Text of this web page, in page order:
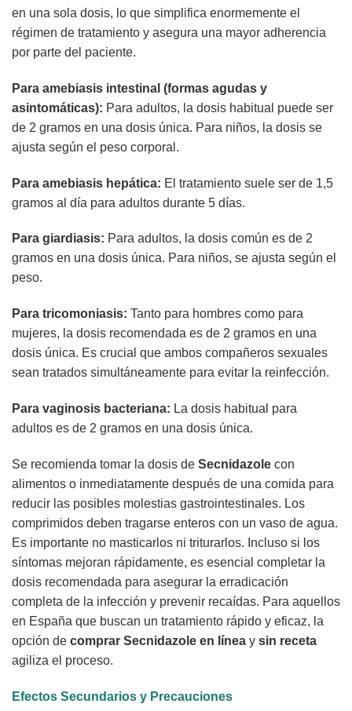
en una sola dosis, lo que simplifica enormemente el
régimen de tratamiento y asegura una mayor adherencia
por parte del paciente.
Para amebiasis intestinal (formas agudas y
asintomáticas): Para adultos, la dosis habitual puede ser
de 2 gramos en una dosis única. Para niños, la dosis se
ajusta según el peso corporal.
Para amebiasis hepática: El tratamiento suele ser de 1,5
gramos al día para adultos durante 5 días.
Para giardiasis: Para adultos, la dosis común es de 2
gramos en una dosis única. Para niños, se ajusta según el
peso.
Para tricomoniasis: Tanto para hombres como para
mujeres, la dosis recomendada es de 2 gramos en una
dosis única. Es crucial que ambos compañeros sexuales
sean tratados simultáneamente para evitar la reinfección.
Para vaginosis bacteriana: La dosis habitual para
adultos es de 2 gramos en una dosis única.
Se recomienda tomar la dosis de Secnidazole con
alimentos o inmediatamente después de una comida para
reducir las posibles molestias gastrointestinales. Los
comprimidos deben tragarse enteros con un vaso de agua.
Es importante no masticarlos ni triturarlos. Incluso si los
síntomas mejoran rápidamente, es esencial completar la
dosis recomendada para asegurar la erradicación
completa de la infección y prevenir recaídas. Para aquellos
en España que buscan un tratamiento rápido y eficaz, la
opción de comprar Secnidazole en línea y sin receta
agiliza el proceso.
Efectos Secundarios y Precauciones